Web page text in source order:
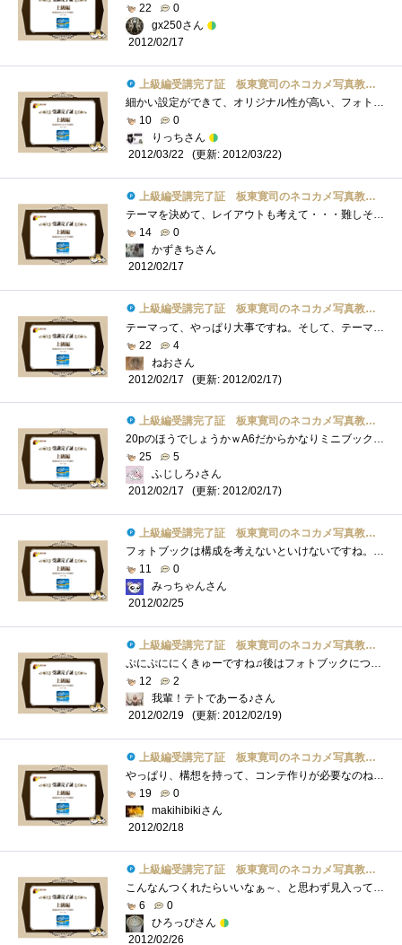
22
0
gx250さん
2012/02/17
上級編受講完了証 板東寛司のネコカメ写真教室パート2
細かい設定ができて、オリジナル性が高い、フォトブックが作れそうです！！旅行の思い出作りとかよさそー
10
0
りっちさん
2012/03/22
(更新: 2012/03/22)
上級編受講完了証 板東寛司のネコカメ写真教室パート2
テーマを決めて、レイアウトも考えて・・・難しそうですが、うまくできた時の達成感は大きいと思いますね。
14
0
かずきちさん
2012/02/17
上級編受講完了証 板東寛司のネコカメ写真教室パート2
テーマって、やっぱり大事ですね。そして、テーマを決めたら、そのテーマから外れないように気を付けないとね・・・それに、ラフレイアウト�...
22
4
ねおさん
2012/02/17
(更新: 2012/02/17)
上級編受講完了証 板東寛司のネコカメ写真教室パート2
20pのほうでしょうかｗA6だからかなりミニブックですねｗネコさんの鼻だけ集めた写真集・・・は、マニアックすぎるかしらん。
25
5
ふじしろ♪さん
2012/02/17
(更新: 2012/02/17)
上級編受講完了証 板東寛司のネコカメ写真教室パート2
フォトブックは構成を考えないといけないですね。こればかりはセンスが必要ですね・・・楽しそうで、難しそう(笑)
11
0
みっちゃんさん
2012/02/25
上級編受講完了証 板東寛司のネコカメ写真教室パート2
ぷにぷににくきゅーですね♫後はフォトブックについてですね！！今度うちのテトくんブック作りたいです(^^)
12
2
我輩！テトであーる♪さん
2012/02/19
(更新: 2012/02/19)
上級編受講完了証 板東寛司のネコカメ写真教室パート2
やっぱり、構想を持って、コンテ作りが必要なのね。。。勉強になります！
19
0
makihibikiさん
2012/02/18
上級編受講完了証 板東寛司のネコカメ写真教室パート2
こんなんつくれたらいいなぁ～、と思わず見入ってしまいましたｗ
6
0
ひろっぴさん
2012/02/26